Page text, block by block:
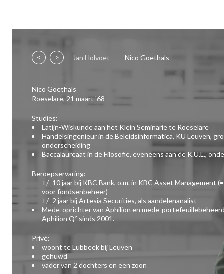
< > Jan Holvoet Nico Goethals
Nico Goethals
Roeselare, 21 maart '68
Studies:
Latijn-Wiskunde aan het Klein Seminarie te Roeselare
Handelsingenieur in de Beleidsinformatica, KU Leuven,
onderscheiding
Baccalaureaat in de Filosofie, eveneens aan de K.U.L.,
Beroepservaring:
+/- 10 jaar bij KBC Bank, o.m. in KBC Asset Management
voor fondsenbeheer)
+/- 2 jaar bij Artesia Securities, als aandelenanalist
Mede-oprichter van Aphilion en mede-
Aphilion Q² sinds 2001.
Privé:
woont te Lubbeek bij Leuven
gehuwd
vader van 2 dochters en een zoon